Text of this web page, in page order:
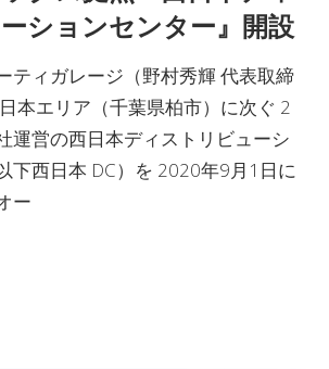
ションセンター』開設
ティガレージ（野村秀輝 代表取締
本エリア（千葉県柏市）に次ぐ 2
運営の西日本ディストリビューシ
下西日本 DC）を 2020年9月1日に
ー